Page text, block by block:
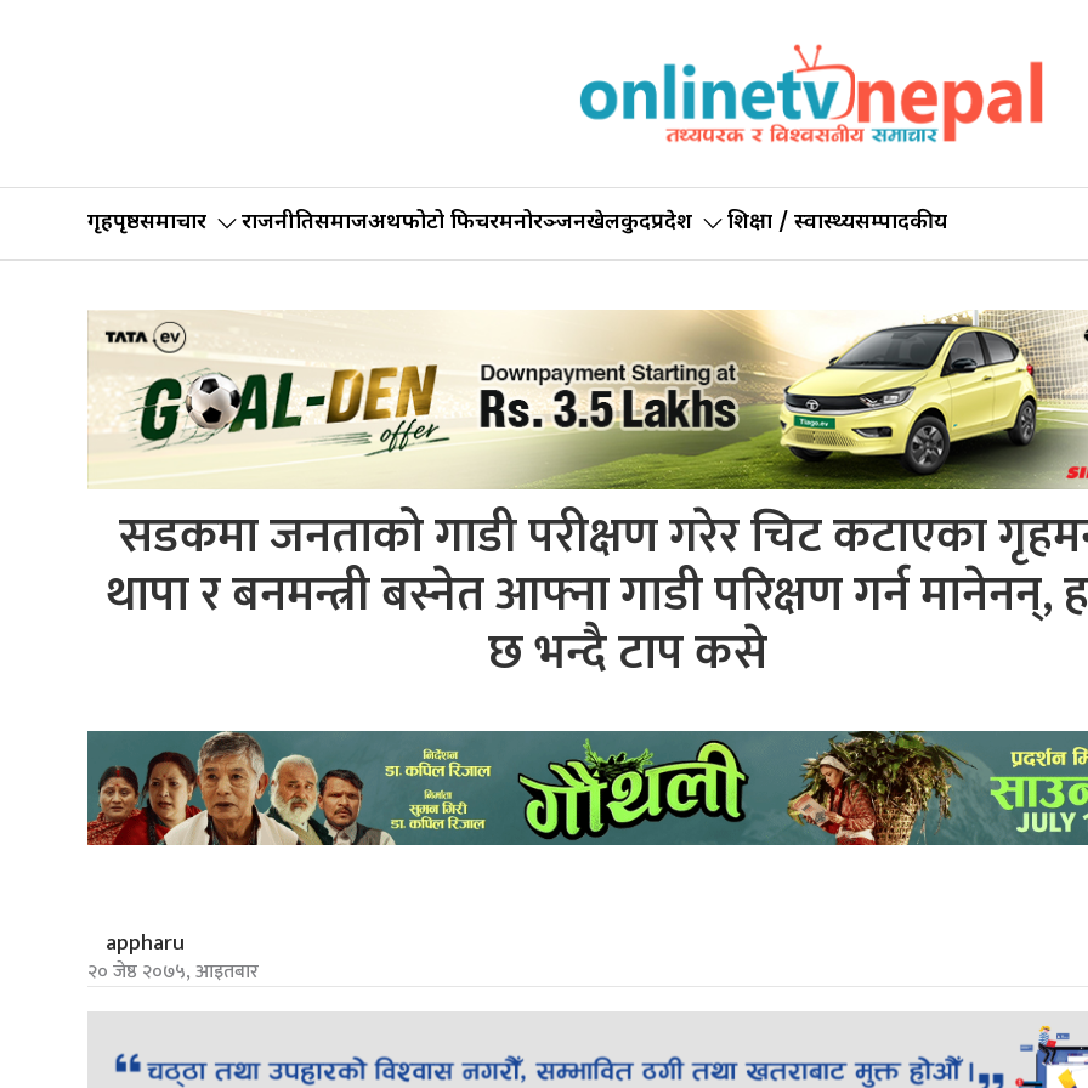
गृहपृष्ठसमाचार राजनीतिसमाजअर्थफोटो फिचरमनोरञ्जनखेलकुदप्रदेश शिक्षा / स्वास्थ्यसम्पादकीय
सडकमा जनताको गाडी परीक्षण गरेर चिट कटाएका
थापा र बनमन्त्री बस्नेत आफ्ना गाडी परिक्षण गर्न मानेनन्,
छ भन्दै टाप कसे
appharu
२० जेष्ठ २०७५, आइतबार